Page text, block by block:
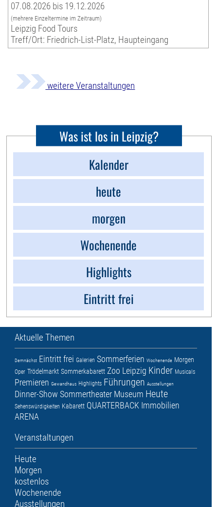
07.08.2026 bis 19.12.2026
(mehrere Einzeltermine im Zeitraum)
Leipzig Food Tours
Treff/Ort: Friedrich-List-Platz, Haupteingang
weitere Veranstaltungen
Was ist los in Leipzig?
Kalender
heute
morgen
Wochenende
Highlights
Eintritt frei
Aktuelle Themen
Demnächst Eintritt frei Galerien Sommerferien Wochenende Morgen
Oper Trödelmarkt Sommerkabarett Zoo Leipzig Kinder Musicals
Premieren Gewandhaus Highlights Führungen Ausstellungen
Dinner-Show Sommertheater Museum Heute
Sehenswürdigkeiten Kabarett QUARTERBACK Immobilien
ARENA
Veranstaltungen
Heute
Morgen
kostenlos
Wochenende
Ausstellungen